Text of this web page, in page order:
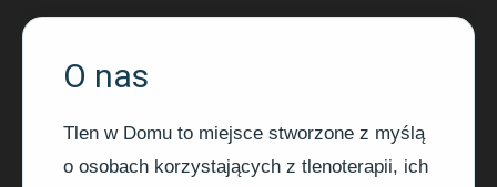
O nas
Tlen w Domu to miejsce stworzone z myślą
o osobach korzystających z tlenoterapii, ich